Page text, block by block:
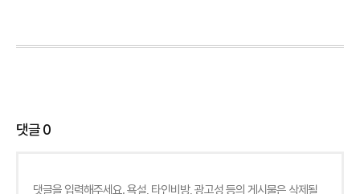
댓글0